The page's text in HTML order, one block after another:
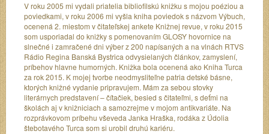
V roku 2005 mi vydali priatelia bibliofilskú knižku s mojou poéziou a
poviedkami, v roku 2006 mi vyšla kniha poviedok s názvom Výbuch,
ocenená 2. miestom v čitateľskej ankete Knižnej revue, v roku 2015
som usporiadal do knižky s pomenovaním GLOSY hovornice na
slnečné i zamračené dni výber z 200 napísaných a na vlnách RTVS
Rádio Regina Banská Bystrica odvysielaných článkov, zamyslení,
príbehov hlavne humorných. Knižka bola ocenená ako Kniha Turca
za rok 2015. K mojej tvorbe neodmysliteľne patria detské básne,
ktorých knižné vydanie pripravujem. Mám za sebou stovky
literárnych predstavení – čítačiek, besied s čitateľmi, s deťmi na
školách aj v knižniciach a samozrejme v mojom antikvariáte. Na
rozprávkovom príbehu vševeda Janka Hraška, rodáka z Údolia
štebotavého Turca som si urobil druhú kariéru.